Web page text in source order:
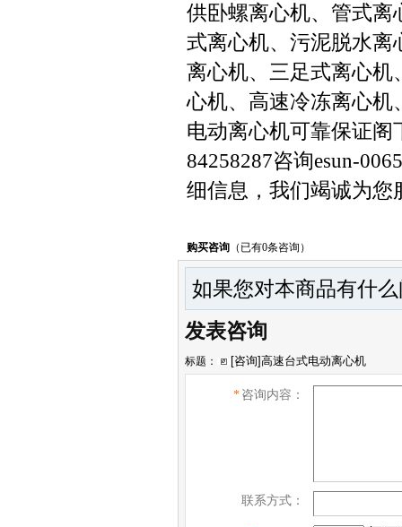
供卧螺离心机、管式离
式离心机、污泥脱水离
离心机、三足式离心机
心机、高速冷冻离心机
电动离心机可靠保证
84258287咨询esun-
细信息，我们竭诚为您
购买咨询 （已有0条咨询）
如果您对本商品有什
发表咨询
标题：
* 咨询内容：
联系方式：